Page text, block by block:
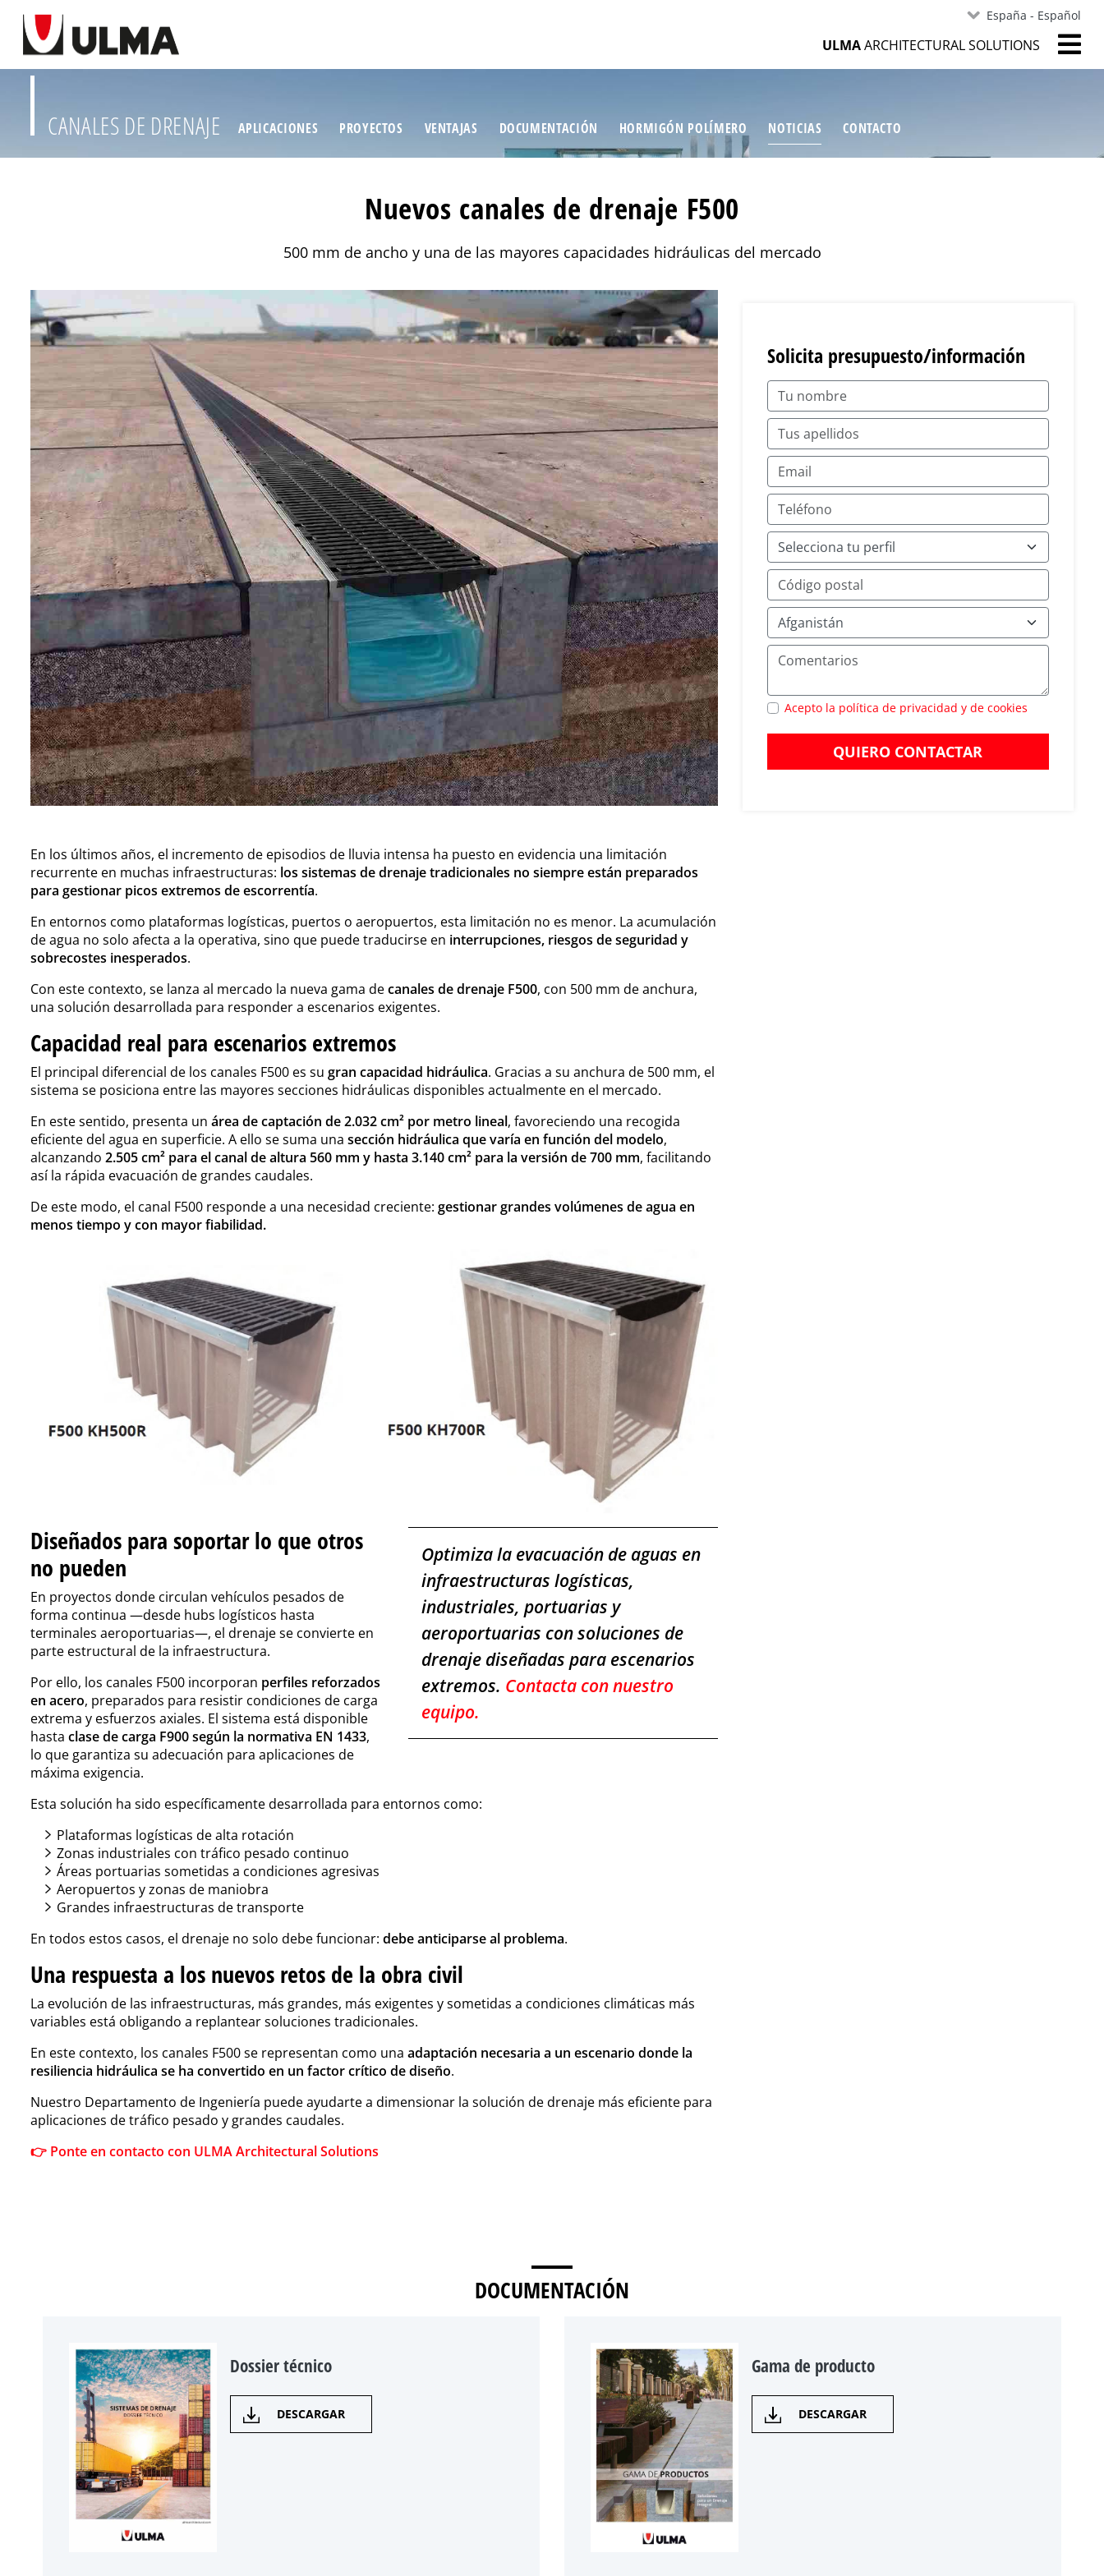
España - Español
ULMAARCHITECTURAL SOLUTIONS
CANALES DE DRENAJE APLICACIONES PROYECTOS VENTAJAS DOCUMENTACIÓN HORMIGÓN POLÍMERO NOTICIAS CONTACTO
Nuevos canales de drenaje F500
500 mm de ancho y una de las mayores capacidades hidráulicas del mercado
En los últimos años, el incremento de episodios de lluvia intensa ha puesto en evidencia una limitación
recurrente en muchas infraestructuras: los sistemas de drenaje tradicionales no siempre están preparados
para gestionar picos extremos de escorrentía.
En entornos como plataformas logísticas, puertos o aeropuertos, esta limitación no es menor. La acumulación
de agua no solo afecta a la operativa, sino que puede traducirse en interrupciones, riesgos de seguridad y
sobrecostes inesperados.
Con este contexto, se lanza al mercado la nueva gama decanales de drenaje F500, con 500 mm de anchura,
una solución desarrollada para responder a escenarios exigentes.
Capacidad real para escenarios extremos
El principal diferencial de los canales F500 es su gran capacidad hidráulica. Gracias a su anchura de 500 mm, el
sistema se posiciona entre las mayores secciones hidráulicas disponibles actualmente en el mercado.
En este sentido, presenta un área de captación de 2.032 cm² por metro lineal, favoreciendo una recogida
eficiente del agua en superficie. A ello se suma una sección hidráulica que varía en función del modelo,
alcanzando 2.505 cm² para el canal de altura 560 mm y hasta 3.140 cm² para la versión de 700 mm, facilitando
así la rápida evacuación de grandes caudales.
De este modo, el canal F500 responde a una necesidad creciente: gestionar grandes volúmenes de agua en
menos tiempo y con mayor fiabilidad.
Optimiza la evacuación de aguas en
infraestructuras logísticas,
industriales, portuarias y
aeroportuarias con soluciones de
drenaje diseñadas para escenarios
extremos. Contacta con nuestro
equipo.
Diseñados para soportar lo que otros
no pueden
En proyectos donde circulan vehículos pesados de
forma continua —desde hubs logísticos hasta
terminales aeroportuarias—, el drenaje se convierte en
parte estructural de la infraestructura.
Por ello, los canales F500 incorporan perfiles reforzados
en acero, preparados para resistir condiciones de carga
extrema y esfuerzos axiales. El sistema está disponible
hasta clase de carga F900 según la normativa EN 1433,
lo que garantiza su adecuación para aplicaciones de
máxima exigencia.
Esta solución ha sido específicamente desarrollada para entornos como:
Plataformas logísticas de alta rotación
Zonas industriales con tráfico pesado continuo
Áreas portuarias sometidas a condiciones agresivas
Aeropuertos y zonas de maniobra
Grandes infraestructuras de transporte
En todos estos casos, el drenaje no solo debe funcionar: debe anticiparse al problema.
Una respuesta a los nuevos retos de la obra civil
La evolución de las infraestructuras, más grandes, más exigentes y sometidas a condiciones climáticas más
variables está obligando a replantear soluciones tradicionales.
En este contexto, los canales F500 se representan como una adaptación necesaria a un escenario donde la
resiliencia hidráulica se ha convertido en un factor crítico de diseño.
Nuestro Departamento de Ingeniería puede ayudarte a dimensionar la solución de drenaje más eficiente para
aplicaciones de tráfico pesado y grandes caudales.
👉 Ponte en contacto con ULMA Architectural Solutions
Solicita presupuesto/información
Acepto la política de privacidad y de cookies
QUIERO CONTACTAR
DOCUMENTACIÓN
Dossier técnico
DESCARGAR
Gama de producto
DESCARGAR